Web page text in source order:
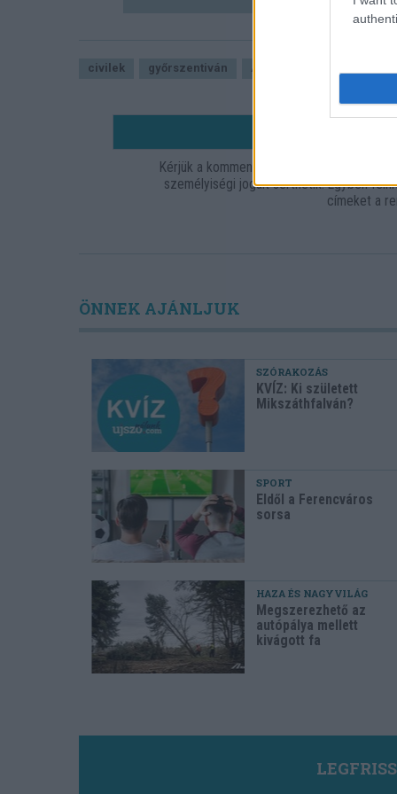
civilek győrszentiván Audi Hungaria
Kérjük a kommentelőket, hogy
személyiségi jogait sérthetik. Egyben
címeket a
ÖNNEK AJÁNLJUK
SZÓRAKOZÁS
KVÍZ: Ki született
Mikszáthfalván?
SPORT
Eldől a Ferencváros
sorsa
HAZA ÉS NAGYVILÁG
Megszerezhető az
autópálya mellett
kivágott fa